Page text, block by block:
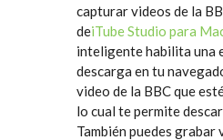
capturar videos de la
deiTube Studio para
inteligente habilita una
descarga en tu
video de la BBC que
lo cual te permite
También puedes grabar